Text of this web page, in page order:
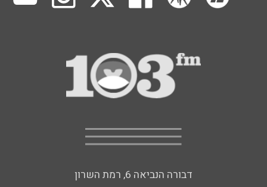
דבורה הנביאה 6, רמת השרון